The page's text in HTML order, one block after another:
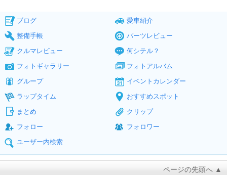
ブログ
愛車紹介
整備手帳
パーツレビュー
クルマレビュー
何シテル？
フォトギャラリー
フォトアルバム
グループ
イベントカレンダー
ラップタイム
おすすめスポット
まとめ
クリップ
フォロー
フォロワー
ユーザー内検索
ページの先頭へ ▲